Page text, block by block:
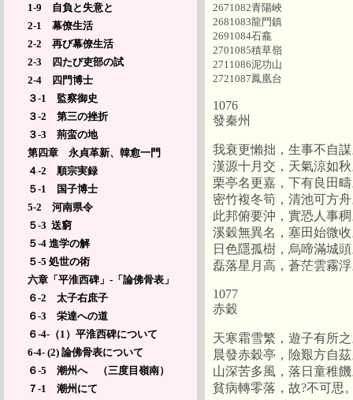
1-9 自負と失意と
2-1 幕僚生活
2-2 再び幕僚生活
2-3 四たび吏部の試
2-4 四門博士
３-1 監察御史
３-2 第三の挫折
３-3 荊蛮の地
第四章 永貞革新、韓愈一門
４-2 順宗実録
５-1 国子博士
5-2 河南県令
５-3 送窮
５-4 進学の解
５-5 処世の術
六章「平淮西碑」-「論佛骨表」
６-2 太子右庶子
６-3 栄達への道
６-4-（1）平淮西碑について
6-4- (2) 論佛骨表について
６-5 潮州へ （三度目嶺南）
７-1 潮州にて
2671082青陽峽
2681083龍門鎮
2691084石龕
2701085積草嶺
2711086泥功山
2721087鳳凰台
1076
發秦州
我衰更懶拙，生事不自
漢源十月交，天氣涼如
栗亭名更嘉，下有良田
密竹複冬筍，清池可方
此邦俯要沖，實恐人事
溪穀無異名，塞田始微
日色隱孤樹，烏啼滿城
磊落星月高，蒼茫雲霧
1077
赤穀
天寒霜雪繁，遊子有所
晨發赤穀亭，險艱方自
山深苦多風，落日童稚
貧病轉零落，故?不可思